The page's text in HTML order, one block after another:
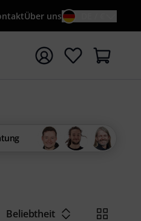
Über uns
starten
Beliebtheit